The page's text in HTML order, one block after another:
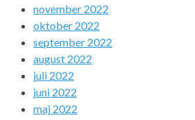
november 2022
oktober 2022
september 2022
august 2022
juli 2022
juni 2022
maj 2022